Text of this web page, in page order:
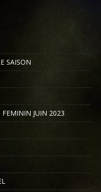
SAISON
FEMININ JUIN 2023